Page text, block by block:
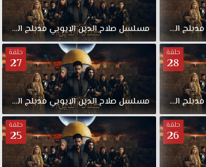
مدبلجالحلقة 30مسلسل صلاحالدينالايوبي مدبلجالحلقة
حلقة
28
مدبلجالحلقة 28
حلقة
27
مسلسل صلاحالدينالايوبي مدبلجالحلقة
حلقة
26
حلقة
25